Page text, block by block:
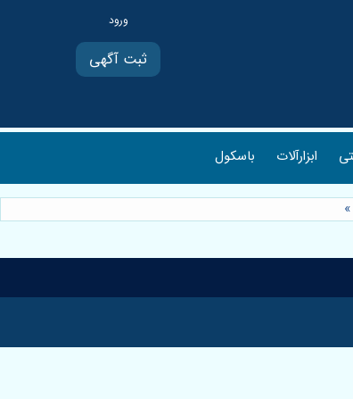
ثبت آگهی
ابزارآلات باسکول
»